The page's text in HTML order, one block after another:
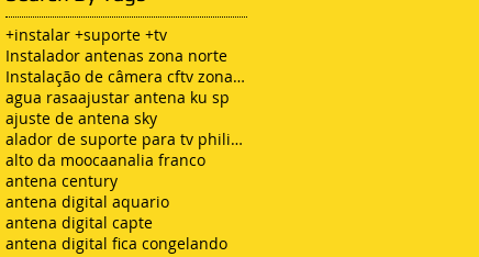
+instalar +suporte +tv
Instalador antenas zona norte
Instalação de câmera cftv zona leste sp
agua rasaajustar antena ku sp
ajuste de antena sky
alador de suporte para tv philips
alto da moocaanalia franco
antena century
antena digital aquario
antena digital capte
antena digital fica congelando